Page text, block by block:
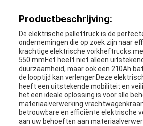
Productbeschrijving:
De elektrische pallettruck is de
ondernemingen die op zoek zijn naar
krachtige elektrische
550 mmHet heeft niet alleen
duurzaamheid, maar ook een 210Ah
de looptijd kan verlengenDeze
heeft een uitstekende mobiliteit en
het een ideale oplossing is voor alle
materiaalverwerking.vrachtwagen
betrouwbare en efficiënte elektrische
aan uw behoeften aan